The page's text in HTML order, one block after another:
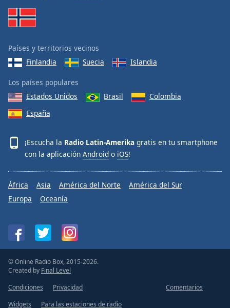
Países y territorios vecinos
Finlandia
Suecia Islandia
Los países populares
Estados Unidos
Brasil
Colombia
España
¡Escucha la Radio Latin-Amerika gratis en tu smartphone
con la aplicación Android o iOS!
África Asia América del Norte
América del Sur
Europa
Oceanía
© Online Radio Box, 2015-2026.
Created by Final Level
Condiciones
Privacidad
Comentarios
Widgets
Para las estaciones de radio